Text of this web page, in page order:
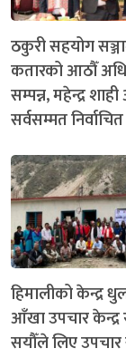
ठकुरी सहयोग
कतारको आठौँ
सम्पन्न, महेन्द्र
सर्वसम्मत निर्वाचित
हिमालीको केन्द्र
आँखा उपचार केन्द्र
सयौँले लिए